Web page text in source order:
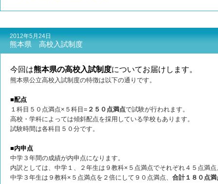
2012年5月24日
熊本県 高校入試制度
今回は熊本県の高校入試制度についてお届けします。
熊本県公立高校入試制度の特徴は以下の通りです。
■配点
１科目５０点満点×５科目= ２５０点満点で試験が行われます。
高校・学科によっては傾斜配点を採用している学校もあります。
試験時間は各科目５０分です。
■内申点
中学３年間の成績が内申点になります。
内訳としては、中学１、２年生は９教科×５点満点でそれぞれ４５点満点
中学３年生は９教科×５点満点を２倍にして９０点満点、 合計１８０点満